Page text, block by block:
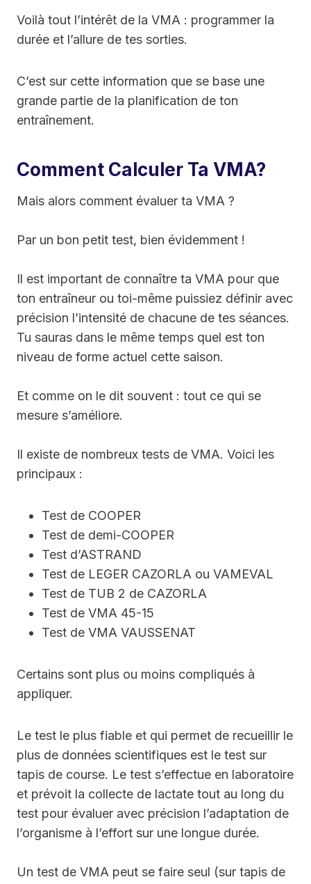
Voilà tout l’intérêt de la VMA : programmer la
durée et l’allure de tes sorties.
C’est sur cette information que se base une
grande partie de la planification de ton
entraînement.
Comment Calculer Ta VMA?
Mais alors comment évaluer ta VMA ?
Par un bon petit test, bien évidemment !
Il est important de connaître ta VMA pour que
ton entraîneur ou toi-même puissiez définir avec
précision l’intensité de chacune de tes séances.
Tu sauras dans le même temps quel est ton
niveau de forme actuel cette saison.
Et comme on le dit souvent : tout ce qui se
mesure s’améliore.
Il existe de nombreux tests de VMA. Voici les
principaux :
Test de COOPER
Test de demi-COOPER
Test d’ASTRAND
Test de LEGER CAZORLA ou VAMEVAL
Test de TUB 2 de CAZORLA
Test de VMA 45-15
Test de VMA VAUSSENAT
Certains sont plus ou moins compliqués à
appliquer.
Le test le plus fiable et qui permet de recueillir le
plus de données scientifiques est le test sur
tapis de course. Le test s’effectue en laboratoire
et prévoit la collecte de lactate tout au long du
test pour évaluer avec précision l’adaptation de
l’organisme à l’effort sur une longue durée.
Un test de VMA peut se faire seul (sur tapis de